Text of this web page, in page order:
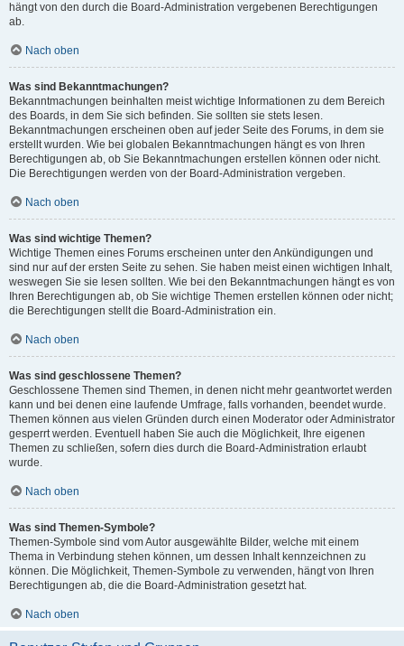
hängt von den durch die Board-Administration vergebenen Berechtigungen
ab.
Nach oben
Was sind Bekanntmachungen?
Bekanntmachungen beinhalten meist wichtige Informationen zu dem Bereich
des Boards, in dem Sie sich befinden. Sie sollten sie stets lesen.
Bekanntmachungen erscheinen oben auf jeder Seite des Forums, in dem sie
erstellt wurden. Wie bei globalen Bekanntmachungen hängt es von Ihren
Berechtigungen ab, ob Sie Bekanntmachungen erstellen können oder nicht.
Die Berechtigungen werden von der Board-Administration vergeben.
Nach oben
Was sind wichtige Themen?
Wichtige Themen eines Forums erscheinen unter den Ankündigungen und
sind nur auf der ersten Seite zu sehen. Sie haben meist einen wichtigen Inhalt,
weswegen Sie sie lesen sollten. Wie bei den Bekanntmachungen hängt es von
Ihren Berechtigungen ab, ob Sie wichtige Themen erstellen können oder nicht;
die Berechtigungen stellt die Board-Administration ein.
Nach oben
Was sind geschlossene Themen?
Geschlossene Themen sind Themen, in denen nicht mehr geantwortet werden
kann und bei denen eine laufende Umfrage, falls vorhanden, beendet wurde.
Themen können aus vielen Gründen durch einen Moderator oder Administrator
gesperrt werden. Eventuell haben Sie auch die Möglichkeit, Ihre eigenen
Themen zu schließen, sofern dies durch die Board-Administration erlaubt
wurde.
Nach oben
Was sind Themen-Symbole?
Themen-Symbole sind vom Autor ausgewählte Bilder, welche mit einem
Thema in Verbindung stehen können, um dessen Inhalt kennzeichnen zu
können. Die Möglichkeit, Themen-Symbole zu verwenden, hängt von Ihren
Berechtigungen ab, die die Board-Administration gesetzt hat.
Nach oben